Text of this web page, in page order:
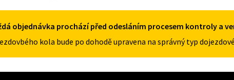
objednávka prochází před odesláním procesem kontroly a
kola bude po dohodě upravena na správný typ